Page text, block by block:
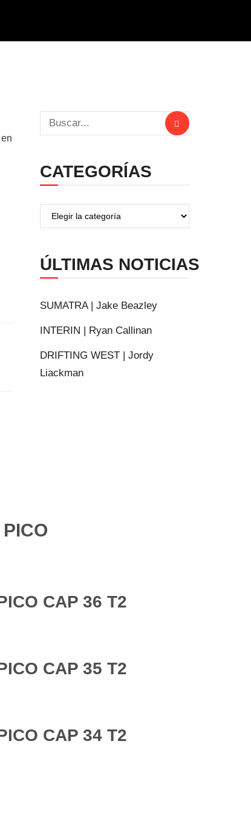
CATEGORÍAS
ÚLTIMAS NOTICIAS
SUMATRA | Jake Beazley
INTERIN | Ryan Callinan
DRIFTING WEST | Jordy
Liackman
CAP 36 T2
CAP 35 T2
CAP 34 T2